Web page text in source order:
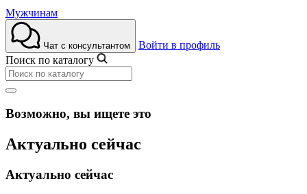
Мужчинам
Чат с консультантом
Войти в профиль
Поиск по каталогу
Возможно, вы ищете это
Актуально сейчас
Актуально сейчас